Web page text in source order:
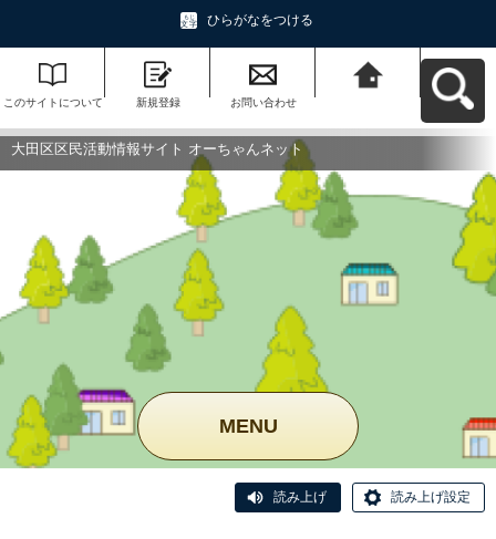
ひらがなをつける
このサイトについて 新規登録 お問い合わせ
ットへ戻る
大田区区民活動情報サイト オーちゃんネット
MENU
読み上げ 読み上げ設定